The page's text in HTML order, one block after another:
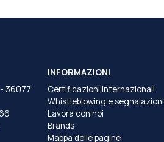
36077
INFORMAZIONI
Certificazioni Internazionali
Whistleblowing e segnalazioni
Lavora con noi
Brands
Mappa delle pagine